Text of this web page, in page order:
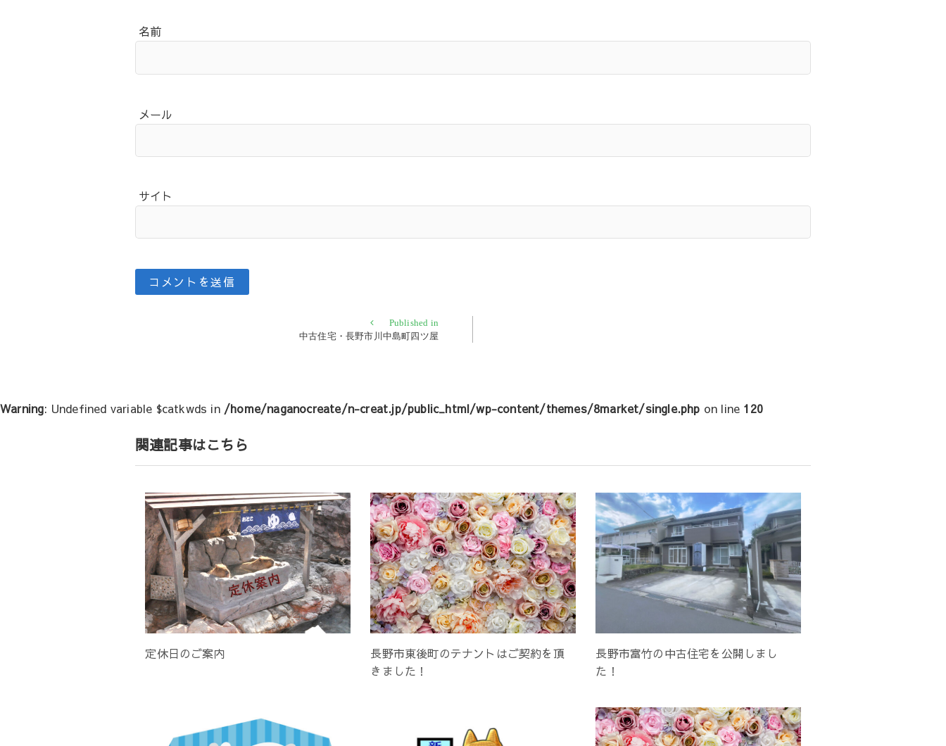
名前
メール
サイト
ー
ョ
ン
Published in
中古住宅・長野市川中島町四ツ屋
Warning: Undefined variable $catkwds in /home/naganocreate/n-creat.jp/public_html/wp-content/themes/8market/single.php on line 120
関連記事はこちら
定休日のご案内
長野市東後町のテナントはご契約を頂
きました！
長野市富竹の中古住宅を公開しまし
た！